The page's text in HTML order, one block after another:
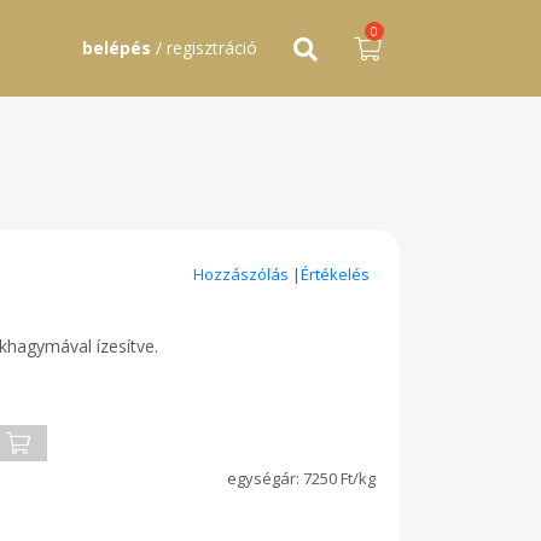
belépés / regisztráció
0
Hozzászólás |Értékelés
ízesítve.
7250 Ft/kg